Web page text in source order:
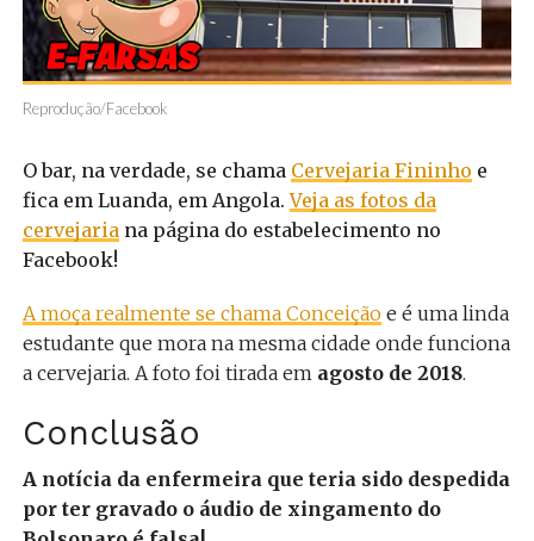
Reprodução/Facebook
O bar, na verdade, se chama Cervejaria Fininho e
fica em Luanda, em Angola.Veja as fotos da
cervejaria na página do estabelecimento no
Facebook!
A moça realmente se chama Conceiçãoe é uma linda
estudante que mora na mesma cidade onde funciona
a cervejaria. A foto foi tirada em agosto de 2018.
Conclusão
A notícia da enfermeira que teria sido despedida
por ter gravado o áudio de xingamento do